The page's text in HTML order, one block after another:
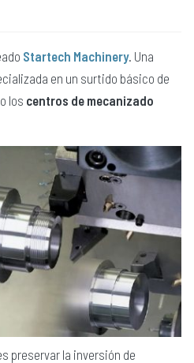
Startech Machinery. Una
en un surtido básico de
los centros de mecanizado
preservar la inversión de